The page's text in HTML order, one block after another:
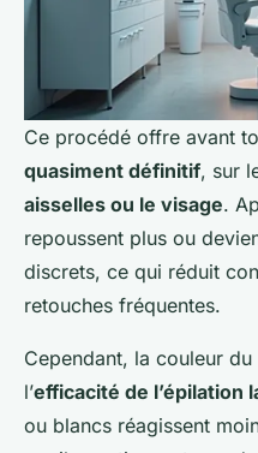
Ce procédé offre avant
quasiment définitif, sur
aisselles ou le visage.
repoussent plus ou
discrets, ce qui réduit
retouches fréquentes.
Cependant, la couleur
l’efficacité de l’épilation
ou blancs réagissent